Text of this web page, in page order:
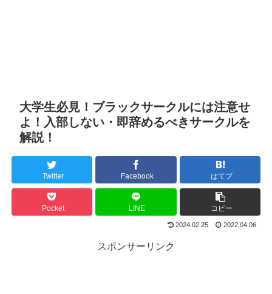
大学生必見！ブラックサークルには注意せ
よ！入部しない・即辞めるべきサークルを
解説！
Twitter Facebook はてブ
Pocket LINE コピー
2024.02.25 2022.04.06
スポンサーリンク